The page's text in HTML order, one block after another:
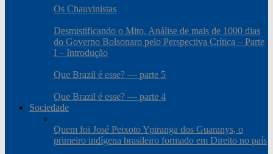
Os Chauvinistas
Desmistificando o Mito. Análise de mais de 1000 dias
do Governo Bolsonaro pelo Perspectiva Crítica – Parte
I – Introdução
Que Brazil é esse? — parte 5
Que Brazil é esse? — parte 4
Sociedade
Quem foi José Peixoto Ypiranga dos Guaranys, o
primeiro indígena brasileiro formado em Direito no país